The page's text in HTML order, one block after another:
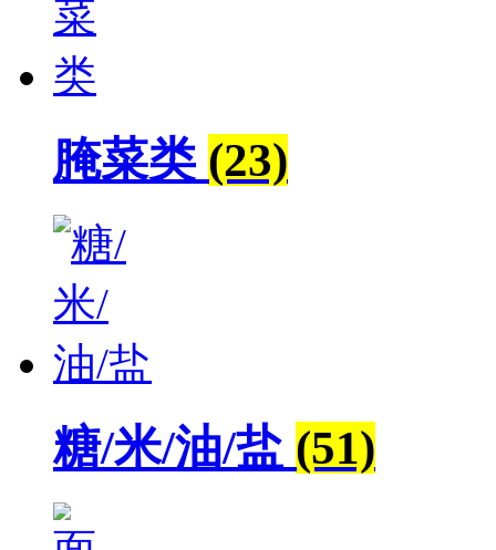
腌菜类 (23)
糖/米/油/盐 (51)